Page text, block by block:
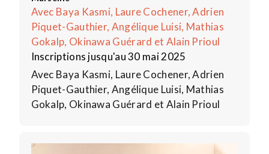
Avec Baya Kasmi, Laure Cochener, Adrien
Piquet-Gauthier, Angélique Luisi, Mathias
Gokalp, Okinawa Guérard et Alain Prioul
Inscriptions jusqu'au 30 mai 2025
Avec Baya Kasmi, Laure Cochener, Adrien
Piquet-Gauthier, Angélique Luisi, Mathias
Gokalp, Okinawa Guérard et Alain Prioul